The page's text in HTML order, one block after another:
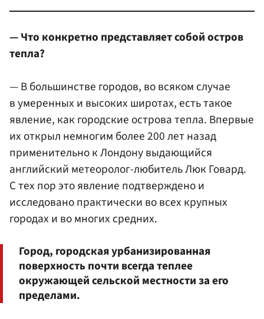
— Что конкретно представляет собой остров
тепла?
— В большинстве городов, во всяком случае
в умеренных и высоких широтах, есть такое
явление, как городские острова тепла. Впервые
их открыл немногим более 200 лет назад
применительно к Лондону выдающийся
английский метеоролог-любитель Люк Говард.
С тех пор это явление подтверждено и
исследовано практически во всех крупных
городах и во многих средних.
Город, городская урбанизированная
поверхность почти всегда теплее
окружающей сельской местности за его
пределами.